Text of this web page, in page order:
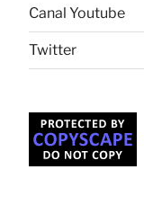
Canal Youtube
Twitter